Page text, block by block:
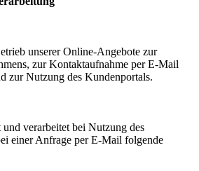
unserer Online-Angebote zur
zur Kontaktaufnahme per E-Mail
zur Nutzung des Kundenportals.
verarbeitet bei Nutzung des
einer Anfrage per E-Mail folgende